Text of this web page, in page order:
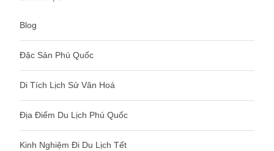
Blog
Đặc Sản Phú Quốc
Di Tích Lịch Sử Văn Hoá
Địa Điểm Du Lịch Phú Quốc
Kinh Nghiệm Đi Du Lịch Tết